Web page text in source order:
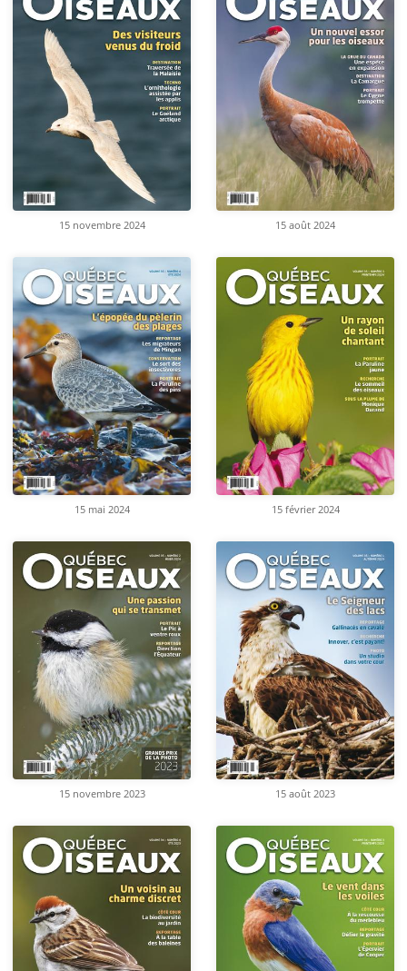
15 novembre 2024 15 août 2024
15 mai 2024 15 février 2024
15 novembre 2023 15 août 2023